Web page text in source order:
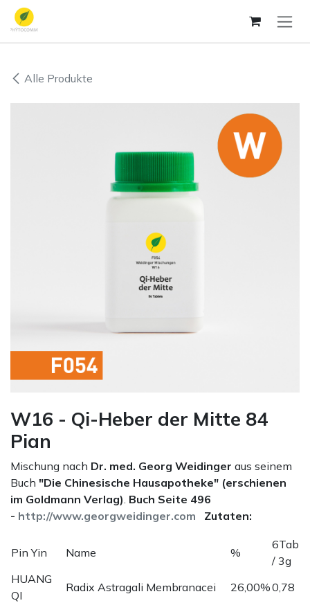
Zum Inhalt springen
Alle Produkte
W16 - Qi-Heber der Mitte 84
Pian
Mischung nach Dr. med. Georg Weidinger aus seinem
Buch "Die Chinesische Hausapotheke" (erschienen
im Goldmann Verlag). Buch Seite 496
- http://www.georgweidinger.com Zutaten:
Pin Yin Name %
6Tab
/ 3g
HUANG
QI
Radix Astragali Membranacei 26,00%0,78